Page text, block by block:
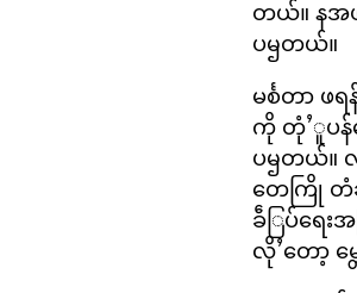
တယ်။ နအဖ
ပၝတယ်။
မင်္စတာ ဖ
ကို တုံႛူပန်
ပၝတယ်။
တေကြို တံ
ခဵြပ်ရေ
လိုႛတော့